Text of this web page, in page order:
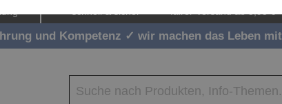
und Kompetenz ✓ wir machen das Leben